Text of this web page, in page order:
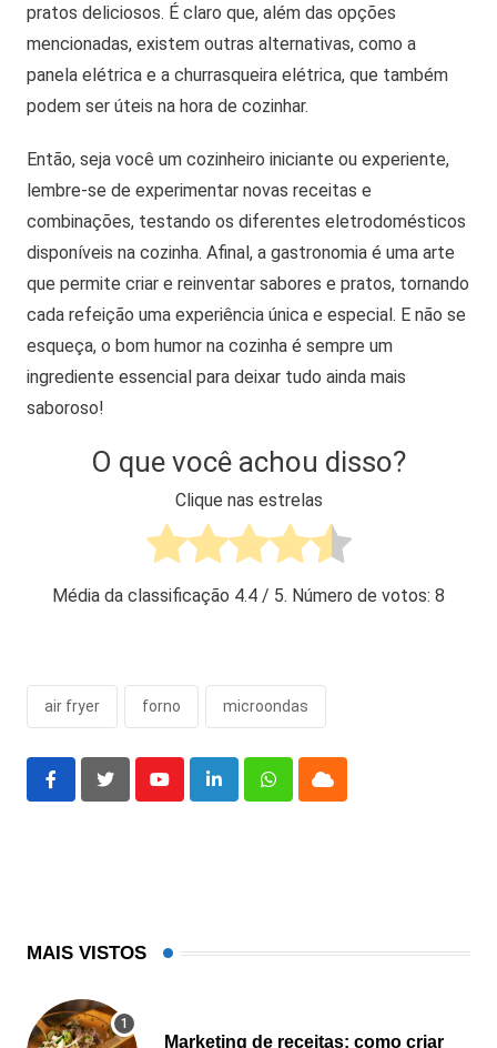
pratos deliciosos. É claro que, além das opções
mencionadas, existem outras alternativas, como a
panela elétrica e a churrasqueira elétrica, que também
podem ser úteis na hora de cozinhar.
Então, seja você um cozinheiro iniciante ou experiente,
lembre-se de experimentar novas receitas e
combinações, testando os diferentes eletrodomésticos
disponíveis na cozinha. Afinal, a gastronomia é uma arte
que permite criar e reinventar sabores e pratos, tornando
cada refeição uma experiência única e especial. E não se
esqueça, o bom humor na cozinha é sempre um
ingrediente essencial para deixar tudo ainda mais
saboroso!
O que você achou disso?
Clique nas estrelas
Média da classificação 4.4 / 5. Número de votos: 8
air fryer forno microondas
YoutubeLinkedInWhatsappCloud
MAIS VISTOS
Marketing de receitas: como criar